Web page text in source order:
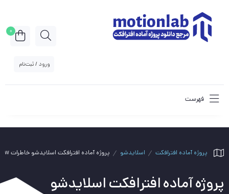
ورود / ثبت‌نام
0
فهرست
پروژه آماده افترافکت اسلایدشو پروژه آماده افترافکت اسلایدشو خاطرات grunge memory slideshow
پروژه آماده افترافکت اسلایدشو